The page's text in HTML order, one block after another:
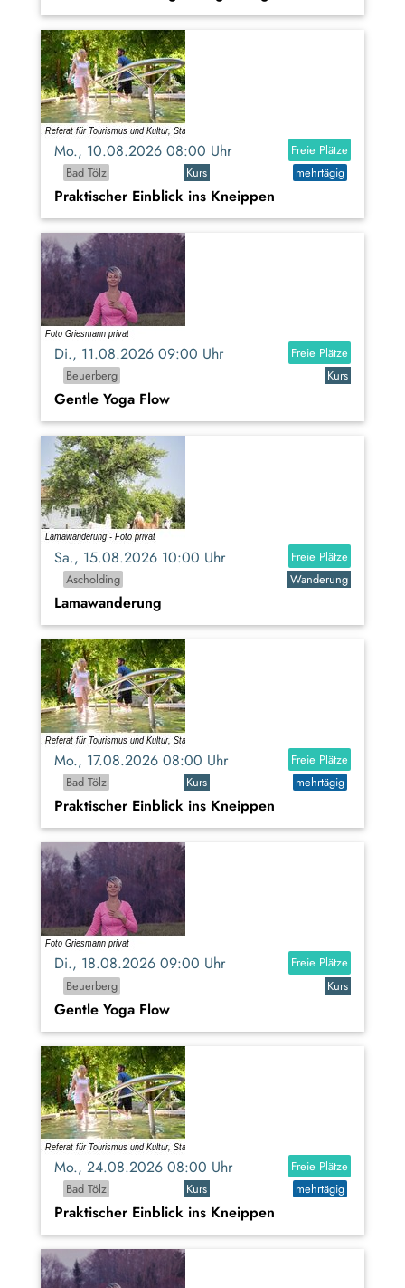
Mo., 10.08.2026 08:00 Uhr
Freie Plätze
Bad Tölz
Kurs mehrtägig
Praktischer Einblick ins Kneippen
Di., 11.08.2026 09:00 Uhr
Freie Plätze
Beuerberg
Kurs
Gentle Yoga Flow
Sa., 15.08.2026 10:00 Uhr
Freie Plätze
Ascholding
Wanderung
Lamawanderung
Mo., 17.08.2026 08:00 Uhr
Freie Plätze
Bad Tölz
Kurs mehrtägig
Praktischer Einblick ins Kneippen
Di., 18.08.2026 09:00 Uhr
Freie Plätze
Beuerberg
Kurs
Gentle Yoga Flow
Mo., 24.08.2026 08:00 Uhr
Freie Plätze
Bad Tölz
Kurs mehrtägig
Praktischer Einblick ins Kneippen